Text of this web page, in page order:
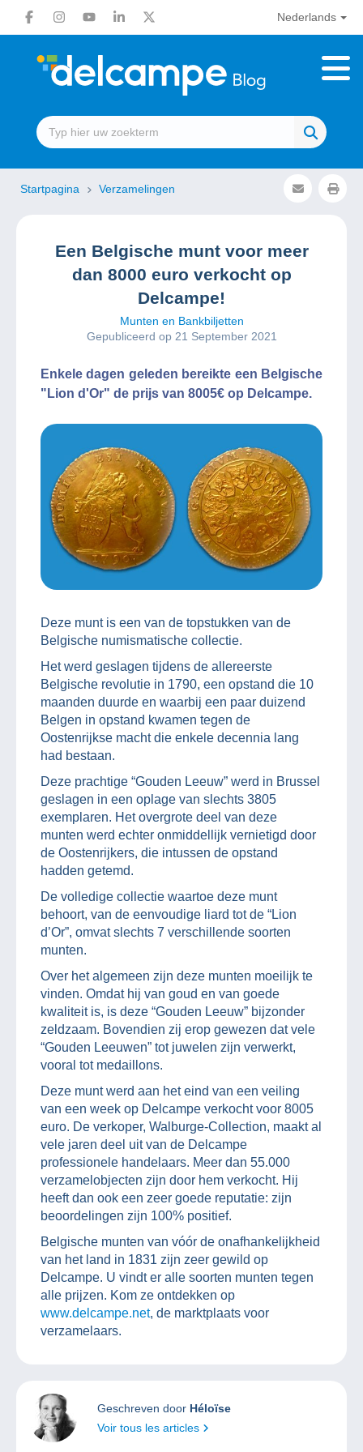
Nederlands
Startpagina Verzamelingen
Een Belgische munt voor meer
dan 8000 euro verkocht op
Delcampe!
Munten en Bankbiljetten
Gepubliceerd op 21 September 2021
Enkele dagen geleden bereikte een Belgische
"Lion d'Or" de prijs van 8005€ op Delcampe.
Deze munt is een van de topstukken van de
Belgische numismatische collectie.
Het werd geslagen tijdens de allereerste
Belgische revolutie in 1790, een opstand die 10
maanden duurde en waarbij een paar duizend
Belgen in opstand kwamen tegen de
Oostenrijkse macht die enkele decennia lang
had bestaan.
Deze prachtige “Gouden Leeuw” werd in Brussel
geslagen in een oplage van slechts 3805
exemplaren. Het overgrote deel van deze
munten werd echter onmiddellijk vernietigd door
de Oostenrijkers, die intussen de opstand
hadden getemd.
De volledige collectie waartoe deze munt
behoort, van de eenvoudige liard tot de “Lion
d’Or”, omvat slechts 7 verschillende soorten
munten.
Over het algemeen zijn deze munten moeilijk te
vinden. Omdat hij van goud en van goede
kwaliteit is, is deze “Gouden Leeuw” bijzonder
zeldzaam. Bovendien zij erop gewezen dat vele
“Gouden Leeuwen” tot juwelen zijn verwerkt,
vooral tot medaillons.
Deze munt werd aan het eind van een veiling
van een week op Delcampe verkocht voor 8005
euro. De verkoper, Walburge-Collection, maakt al
vele jaren deel uit van de Delcampe
professionele handelaars. Meer dan 55.000
verzamelobjecten zijn door hem verkocht. Hij
heeft dan ook een zeer goede reputatie: zijn
beoordelingen zijn 100% positief.
Belgische munten van vóór de onafhankelijkheid
van het land in 1831 zijn zeer gewild op
Delcampe. U vindt er alle soorten munten tegen
alle prijzen. Kom ze ontdekken op
www.delcampe.net, de marktplaats voor
verzamelaars.
Geschreven door Héloïse
Voir tous les articles